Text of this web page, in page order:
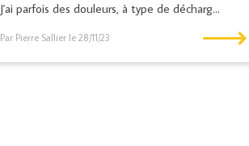
J'ai parfois des douleurs, à type de décharg...
Par Pierre Sallier le 28/11/23 ⟶